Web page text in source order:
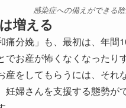
感染症への備えができる
増える
分娩」も、最初は、年間
お産が怖くなくなった
産をしてもらうには、そ
婦さんを支援する態勢